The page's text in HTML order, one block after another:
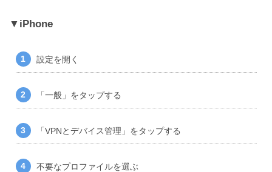
iPhone
設定を開く
「一般」をタップする
「VPNとデバイス管理」をタップする
不要なプロファイルを選ぶ